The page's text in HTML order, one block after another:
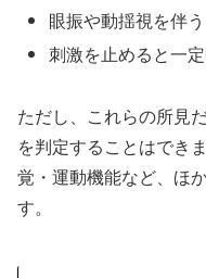
眼振や動揺視を伴う
刺激を止めると一
ただし、これらの所見
を判定することはでき
覚・運動機能など、ほ
す。